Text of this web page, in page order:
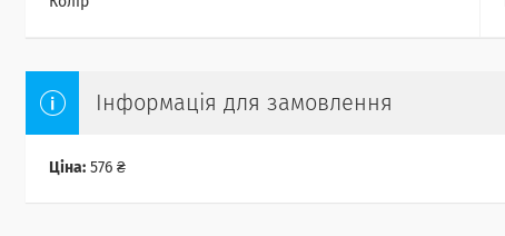
Інформація для замовлення
Ціна: 576 ₴